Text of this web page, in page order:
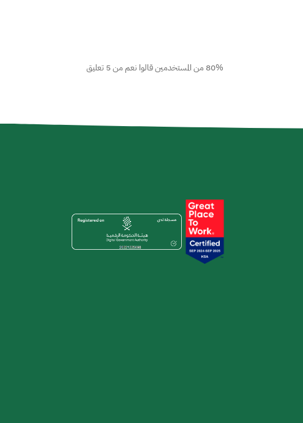
80% من المستخدمين قالوا نعم من 5 تعليق